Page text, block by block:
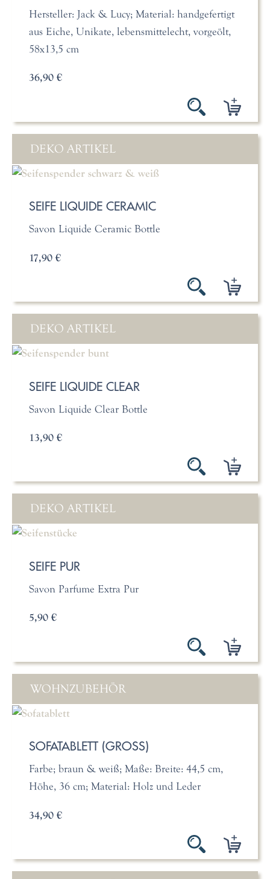
Hersteller: Jack & Lucy; Material: handgefertigt
aus Eiche, Unikate, lebensmittelecht, vorgeölt,
58x13,5 cm
36,90 €
DEKO ARTIKEL
SEIFE LIQUIDE CERAMIC
Savon Liquide Ceramic Bottle
17,90 €
DEKO ARTIKEL
SEIFE LIQUIDE CLEAR
Savon Liquide Clear Bottle
13,90 €
DEKO ARTIKEL
SEIFE PUR
Savon Parfume Extra Pur
5,90 €
WOHNZUBEHÖR
SOFATABLETT (GROSS)
Farbe; braun & weiß; Maße: Breite: 44,5 cm,
Höhe, 36 cm; Material: Holz und Leder
34,90 €